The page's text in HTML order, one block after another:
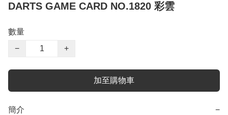
DARTS GAME CARD NO.1820 彩雲
數量
−
+
加至購物車
簡介 −